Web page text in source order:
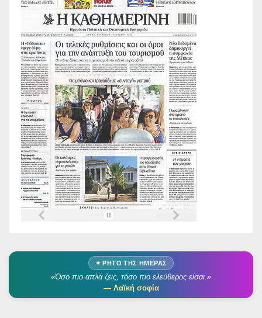
✦ ΡΗΤΌ ΤΗΣ ΗΜΈΡΑΣ
«Όσο πιο απλά ζεις, τόσο πιο ελεύθερος είσαι.»
— Λαϊκή σοφία